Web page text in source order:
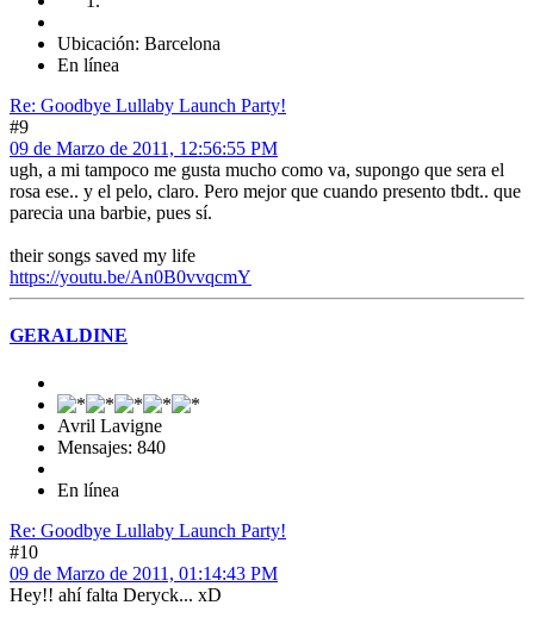
Ubicación: Barcelona
En línea
Re: Goodbye Lullaby Launch Party!
#9
09 de Marzo de 2011, 12:56:55 PM
ugh, a mi tampoco me gusta mucho como va, supongo que sera el
rosa ese.. y el pelo, claro. Pero mejor que cuando presento tbdt.. que
parecia una barbie, pues sí.
their songs saved my life
https://youtu.be/An0B0vvqcmY
GERALDINE
Avril Lavigne
Mensajes: 840
En línea
Re: Goodbye Lullaby Launch Party!
#10
09 de Marzo de 2011, 01:14:43 PM
Hey!! ahí falta Deryck... xD